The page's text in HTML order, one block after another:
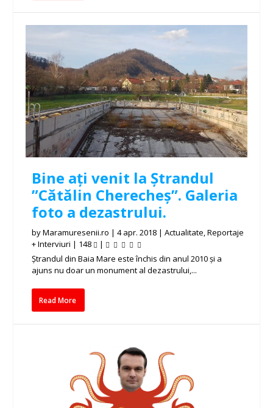
Bine ați venit la Ștrandul
”Cătălin Cherecheș”. Galeria
foto a dezastrului.
byMaramuresenii.ro |4 apr. 2018 |Actualitate,Reportaje
+ Interviuri | 148
|
Ștrandul din Baia Mare este închis din anul 2010 și a
ajuns nu doar un monument al dezastrului,...
Read More